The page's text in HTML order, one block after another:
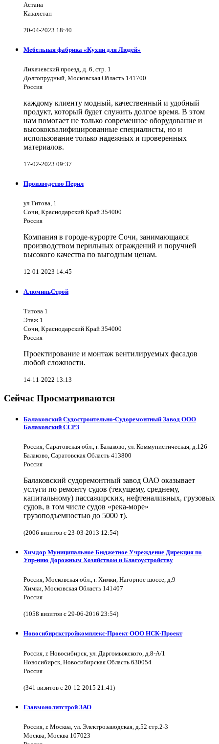
Астана
Казахстан
20-04-2023 18:40
Мебельная фабрика «Кухни для Людей»
Лихачевский проезд, д. 6, стр. 1
Долгопрудный, Московская Область 141700
Россия
каждому клиенту модный, качественный и удобный
продукт, который будет служить долгое время. В этом
нам помогает не только современное оборудование и
высококвалифицированные специалисты, но и
использование только надежных и проверенных
материалов.
17-02-2023 09:37
Производство Перил
ул.Титова, 1
Сочи, Краснодарский Край 354000
Россия
Компания в городе-курорте Сочи, занимающаяся
производством перильных ограждений и поручней
высокого качества по выгодным ценам.
12-01-2023 14:45
АлюминьСтрой
Титова 1
Этаж 1
Сочи, Краснодарский Край 354000
Россия
Проектирование и монтаж вентилируемых фасадов
любой сложности.
14-11-2022 13:13
Сейчас Просматриваются
Балаковский Судостроительно-Судоремонтный Завод ООО
Балаковский ССРЗ
Россия, Саратовская обл., г. Балаково, ул. Коммунистическая, д.126
Балаково, Саратовская Область 413800
Россия
Балаковский судоремонтный завод ОАО оказывает
услуги по ремонту судов (текущему, среднему,
капитальному) пассажирских, нефтеналивных, грузовых
судов, в том числе судов «река-море»
грузоподъемностью до 5000 т).
(2006 визитов с 23-03-2013 12:54)
Химдор Муниципальное Бюджетное Учреждение Дирекция по
Упр-нию Дорожным Хозяйством и Благоустройству
Россия, Московская обл., г. Химки, Нагорное шоссе, д.9
Химки, Московская Область 141407
Россия
(1058 визитов с 29-06-2016 23:54)
Новосибирскстройкомплекс-Проект ООО НСК-Проект
Россия, г. Новосибирск, ул. Даргомыжского, д.8-А/1
Новосибирск, Новосибирская Область 630054
Россия
(341 визитов с 20-12-2015 21:41)
Главмонолитстрой ЗАО
Россия, г. Москва, ул. Электрозаводская, д.52 стр.2-3
Москва, Москва 107023